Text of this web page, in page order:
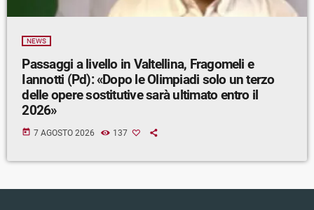
NEWS
Passaggi a livello in Valtellina, Fragomeli e
Iannotti (Pd): «Dopo le Olimpiadi solo un terzo
delle opere sostitutive sarà ultimato entro il
2026»
today 7 AGOSTO 2026 137